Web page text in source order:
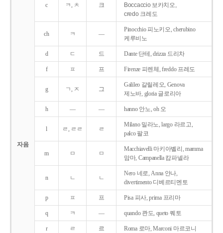
자음
c ㅋ, ㅊ 크
Boccaccio 보카치오,
credo 크레도
ch ㅋ ―
Pinocchio 피노키오, cherubino
케루비노
d ㄷ 드 Dante 단테, drizza 드리차
f ㅍ 프 Firenze 피렌체, freddo 프레도
g ㄱ, ㅈ 그
Galileo 갈릴레오, Genova
제노바, gloria 글로리아
h ― ― hanno 안노, oh 오
l ㄹ, ㄹㄹ ㄹ
Milano 밀라노, largo 라르고,
palco 팔코
m ㅁ ㅁ
Macchiavelli 마키아벨리, mamma
맘마, Campanella 캄파넬라
n ㄴ ㄴ
Nero 네로, Anna 안나,
divertimento 디베르티멘토
p ㅍ 프 Pisa 피사, prima 프리마
q ㅋ ― quando 콴도, queto 퀘토
r ㄹ 르 Roma 로마, Marconi 마르코니